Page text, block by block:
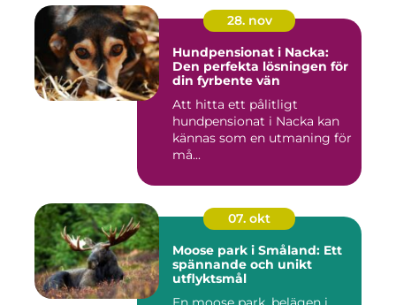
28. nov
Hundpensionat i Nacka:
Den perfekta lösningen för
din fyrbente vän
Att hitta ett pålitligt
hundpensionat i Nacka kan
kännas som en utmaning för
må...
07. okt
Moose park i Småland: Ett
spännande och unikt
utflyktsmål